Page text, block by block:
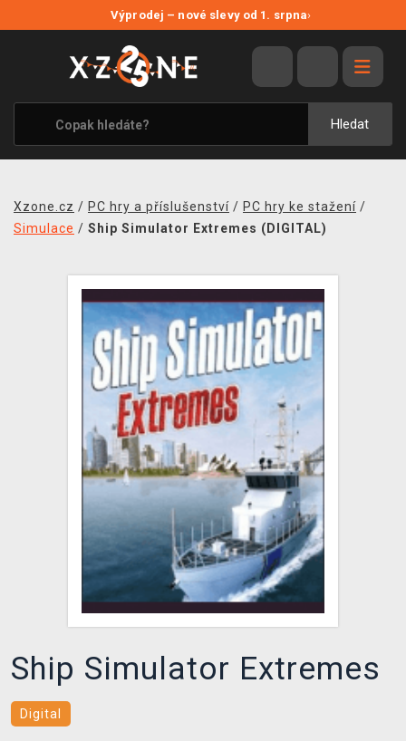
Výprodej – nové slevy od 1. srpna›
Hledat
VÝPRODEJ
VIDEOHRY
XZONE ORIGINALS
TÉMATIKY
MERCHANDISE
KONTAKT
PRODEJNY
XZONE KLUB
TCG & BOARDGAME HUB
VÝKUP HER (BAZAR)
Xzone.cz / PC hry a příslušenství / PC hry ke stažení /
Simulace / Ship Simulator Extremes (DIGITAL)
Ship Simulator Extremes
Digital